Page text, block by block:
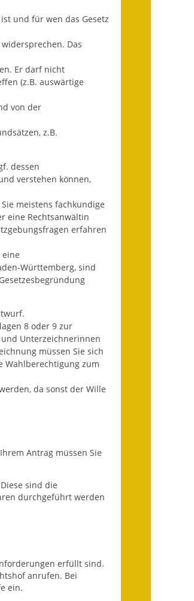
im
2015
2017
2019
& Finanzen
und für wen das Gesetz
Das
Er darf nicht
(z.B. auswärtige
von der
z.B.
dessen
verstehen können,
meistens fachkundige
eine Rechtsanwältin
erfahren
eine
Württemberg, sind
8 oder 9 zur
Unterzeichnerinnen
müssen Sie sich
Wahlberechtigung zum
da sonst der Wille
Antrag müssen Sie
Diese sind die
durchgeführt werden
erfüllt sind.
anrufen. Bei
ein.